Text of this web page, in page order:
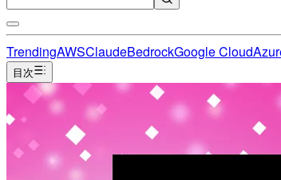
TrendingAWSClaudeBedrockGoogle Cloud
目次